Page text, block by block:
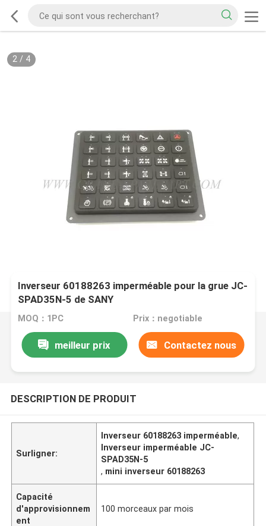
2/ 4
Inverseur 60188263 imperméable pour la grue JC-
SPAD35N-5 de SANY
MOQ：1PC Prix：negotiable
meilleur prix Contactez nous
DESCRIPTION DE PRODUIT
Surligner:
Inverseur 60188263 imperméable,
Inverseur imperméable JC-
SPAD35N-5
, mini inverseur 60188263
Capacité
d'approvisionnem
ent
100 morceaux par mois